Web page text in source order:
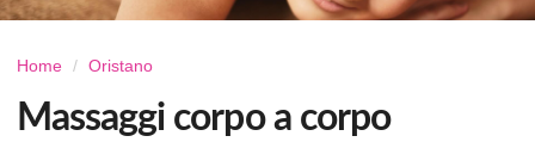
Home Oristano
Massaggi corpo a corpo